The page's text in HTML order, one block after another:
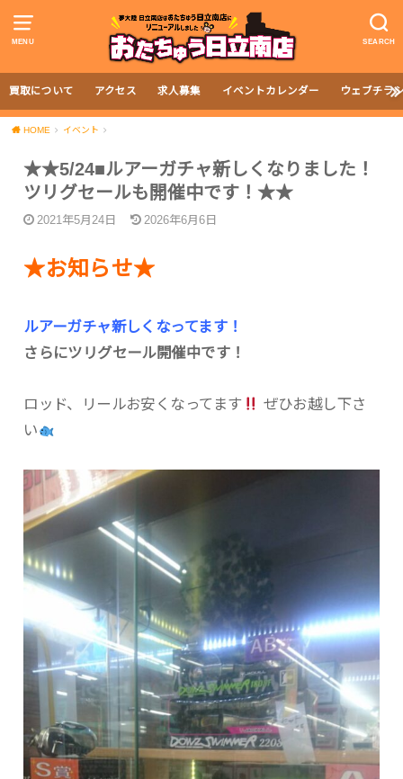
MENU SEARCH
買取について アクセス 求人募集 イベントカレンダー ウェブチラ
HOME イベント
★★5/24■ルアーガチャ新しくなりました！
ツリグセールも開催中です！★★
2021年5月24日 2026年6月6日
★お知らせ★
ルアーガチャ新しくなってます！
さらにツリグセール開催中です！
ロッド、リールお安くなってます
ぜひお越し下さ
い